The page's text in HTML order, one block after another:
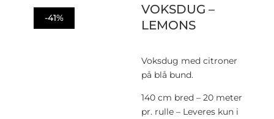
-41%
VOKSDUG –
LEMONS
Voksdug med citroner
på blå bund.
140 cm bred – 20 meter
pr. rulle – Leveres kun i